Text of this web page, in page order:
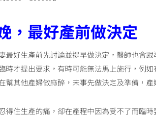
，最好產前做決定
最好生產前先討論並提早做決定，醫師也會跟
時才提出要求，有時可能無法馬上施行，例
幫其他產婦做麻醉，未事先做決定及準備，產
得住生產的痛，卻在產程中因為受不了而臨